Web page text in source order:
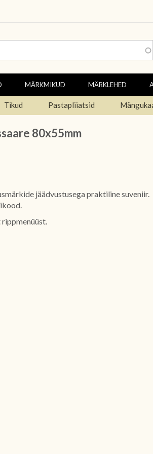
MÄRKMIKUD MÄRKLEHED
Tikud Pastapliiatsid
80x55mm
jäädvustusega praktiline suveniir.
rippmenüüst.